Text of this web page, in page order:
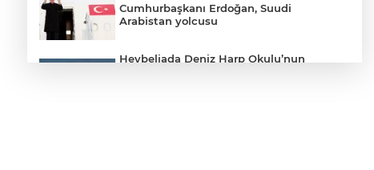
Cumhurbaşkanı Erdoğan, Suudi
Arabistan yolcusu
Heybeliada Deniz Harp Okulu’nun